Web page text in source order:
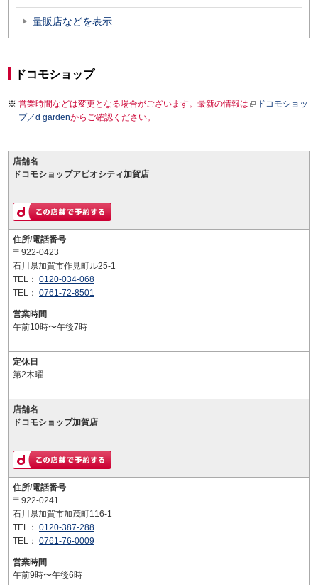
量販店などを表示
ドコモショップ
営業時間などは変更となる場合がございます。最新の情報は
ドコモショッ
プ／d gardenからご確認ください。
店舗名
ドコモショップアビオシティ加賀店
住所/電話番号
〒922-0423
石川県加賀市作見町ル25-1
TEL： 0120-034-068
TEL： 0761-72-8501
営業時間
午前10時〜午後7時
定休日
第2木曜
店舗名
ドコモショップ加賀店
住所/電話番号
〒922-0241
石川県加賀市加茂町116-1
TEL： 0120-387-288
TEL： 0761-76-0009
営業時間
午前9時〜午後6時